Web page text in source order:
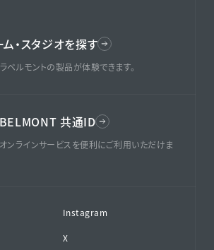
・スタジオを探す
ベルモントの製品が体験できます。
共通ID
ンラインサービスを便利にご利用いただけま
Instagram
X